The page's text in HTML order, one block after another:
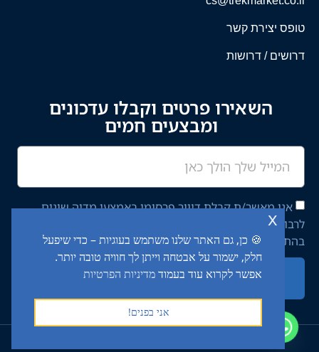
🍪 כן, גם האתר שלנו משתמש בעוגיות – כדי שיפעל
חלק, ישמור על אבטחה וייתן לך חוויה טובה יותר.
אפשר לקרוא עוד בעמודמדיניות הפרטיות
אני בפנים!
x
טופס יצירת קשר
דרושים / דרושות
השאירו פרטים וקבלו עדכונים
ומבצעים חמים
אני מאשר/ת קבלת דיוור פרסומי באמצעי מדיה שונים
לרבות מסרון ודוא"ל מחברת יציב איתן השקעות בע"מ,
בהתאם ל־מדיניות הפרטיותבאתר.
שליחה